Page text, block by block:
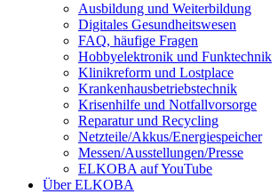
Ausbildung und Weiterbildung
Digitales Gesundheitswesen
FAQ, häufige Fragen
Hobbyelektronik und Funktechnik
Klinikreform und Lostplace
Krankenhausbetriebstechnik
Krisenhilfe und Notfallvorsorge
Reparatur und Recycling
Netzteile/Akkus/Energiespeicher
Messen/Ausstellungen/Presse
ELKOBA auf YouTube
Über ELKOBA